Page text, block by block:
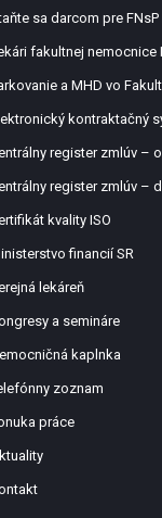
sa darcom pre FNsP
fakultnej nemocnice
a MHD vo
kontraktačný
register zmlúv –
register zmlúv –
kvality ISO
financií SR
lekáreň
a semináre
kaplnka
zoznam
práce